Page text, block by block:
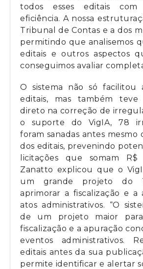
todos esses editais
eficiência. A nossa
Tribunal de Contas e a dos
permitindo que analisemos
editais e outros aspectos
conseguimos avaliar
O sistema não só facilitou
editais, mas também
direto na correção de
o suporte do VigIA, 78
foram sanadas antes mesmo
dos editais, prevenindo
licitações que somam R$
Zanatto explicou que o
um grande projeto do
aprimorar a fiscalização e a
atos administrativos. “O
de um projeto maior
fiscalização e a apuração
eventos administrativos.
editais antes da sua
permite identificar e alertar